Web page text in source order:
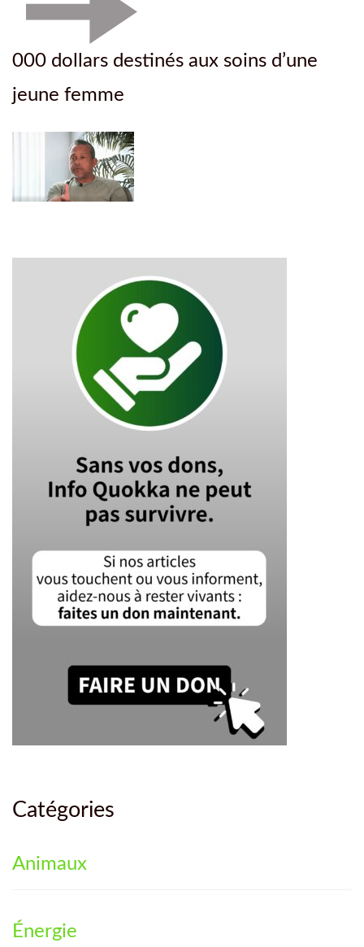
000 dollars destinés aux soins d’une
jeune femme
Catégories
Animaux
Énergie